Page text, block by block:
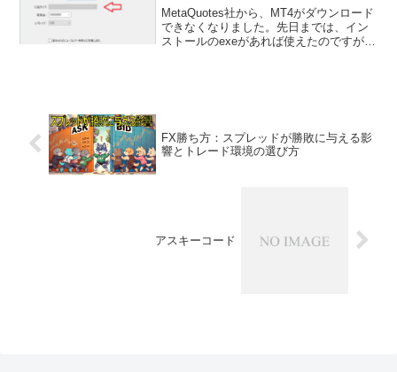
MetaQuotes社から、MT4がダウンロード
できなくなりました。先日までは、イン
ストールのexeがあれば使えたのですが、
FX勝ち方：スプレッドが勝敗に与える影
響とトレード環境の選び方
アスキーコード